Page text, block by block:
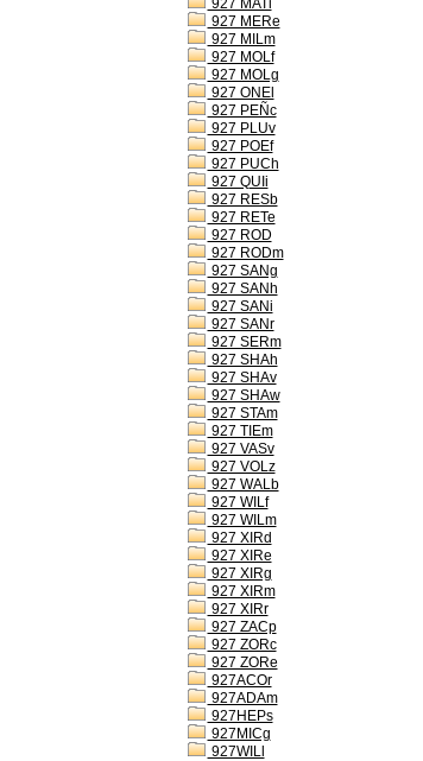
927 MATi
927 MERe
927 MILm
927 MOLf
927 MOLg
927 ONEl
927 PEÑc
927 PLUv
927 POEf
927 PUCh
927 QUIi
927 RESb
927 RETe
927 ROD
927 RODm
927 SANg
927 SANh
927 SANi
927 SANr
927 SERm
927 SHAh
927 SHAv
927 SHAw
927 STAm
927 TIEm
927 VASv
927 VOLz
927 WALb
927 WILf
927 WILm
927 XIRd
927 XIRe
927 XIRg
927 XIRm
927 XIRr
927 ZACp
927 ZORc
927 ZORe
927ACOr
927ADAm
927HEPs
927MICg
927WILl